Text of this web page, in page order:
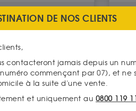
8.40 €DE NOS CLIENTS
contacteront jamais depuis un
commençant par 07), et ne
à la suite d'une vente.
et uniquement au 0800 119